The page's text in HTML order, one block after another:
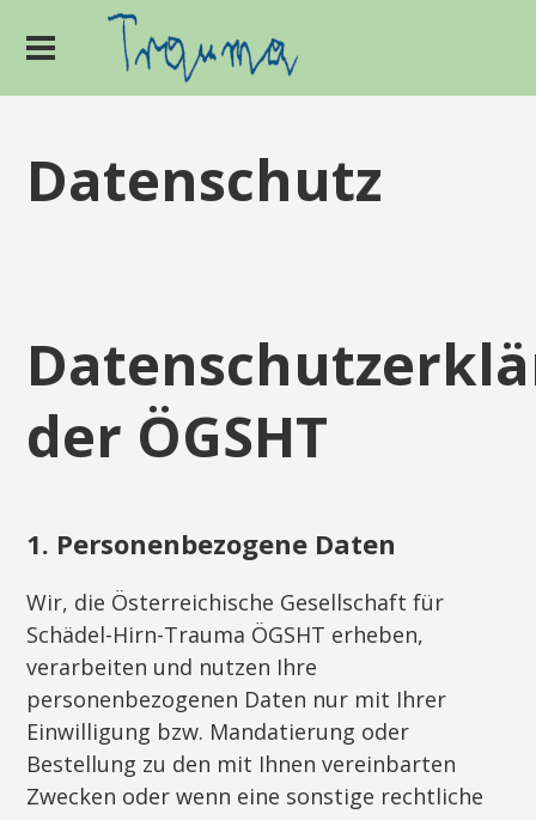
Datenschutz
der ÖGSHT
1. Personenbezogene Daten
Wir, die Österreichische Gesellschaft für
Schädel-Hirn-Trauma ÖGSHT erheben,
verarbeiten und nutzen Ihre
personenbezogenen Daten nur mit Ihrer
Einwilligung bzw. Mandatierung oder
Bestellung zu den mit Ihnen vereinbarten
Zwecken oder wenn eine sonstige rechtliche